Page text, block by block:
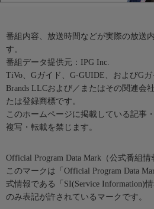
番組内容、放送時間などが実際の放送
す。
番組データ提供元：IPG Inc.
TiVo、Gガイド、G-GUIDE、およびG
Brands LLCおよび／またはその関連会
たは登録商標です。
このホームページに掲載している記事
複写・転載を禁じます。
Official Program Data Mark（公式番組情
このマークは「Official Program Data
式情報である「SI(Service Information)
のみ表記が許されているマークです。